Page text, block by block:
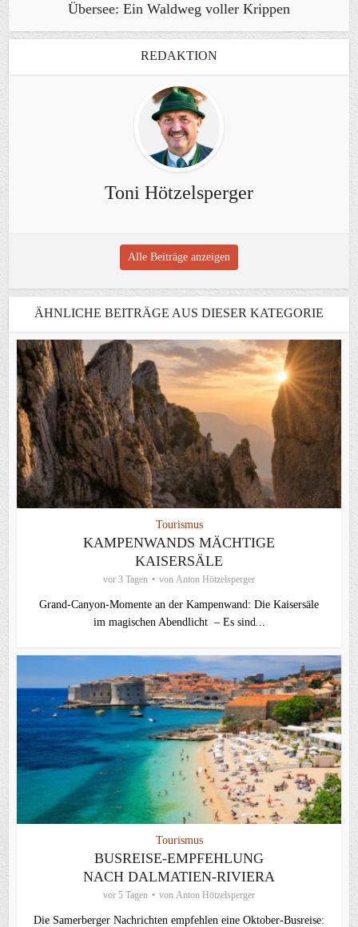
Übersee: Ein Waldweg voller Krippen
REDAKTION
Toni Hötzelsperger
Alle Beiträge anzeigen
ÄHNLICHE BEITRÄGE AUS DIESER KATEGORIE
Tourismus
KAMPENWANDS MÄCHTIGE
KAISERSÄLE
vor 3 Tagen von Anton Hötzelsperger
Grand-Canyon-Momente an der Kampenwand: Die Kaisersäle
im magischen Abendlicht – Es sind...
Tourismus
BUSREISE-EMPFEHLUNG
NACH DALMATIEN-RIVIERA
vor 5 Tagen von Anton Hötzelsperger
Die Samerberger Nachrichten empfehlen eine Oktober-Busreise: